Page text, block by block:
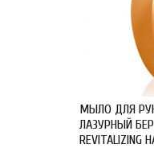
МЫЛО ДЛЯ
ЛАЗУРНЫЙ
REVITALIZING